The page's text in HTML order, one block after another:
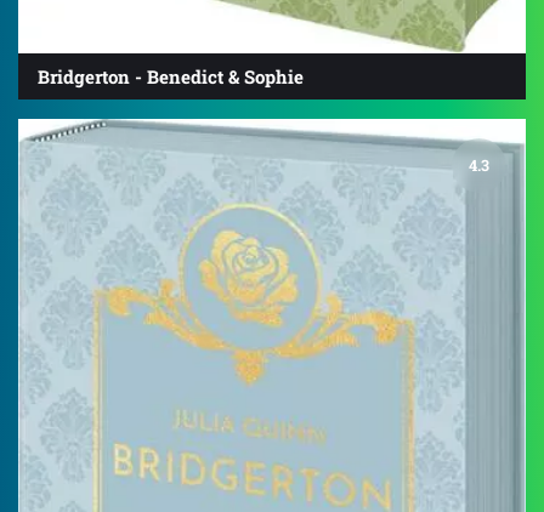
Bridgerton - Benedict & Sophie
4.3